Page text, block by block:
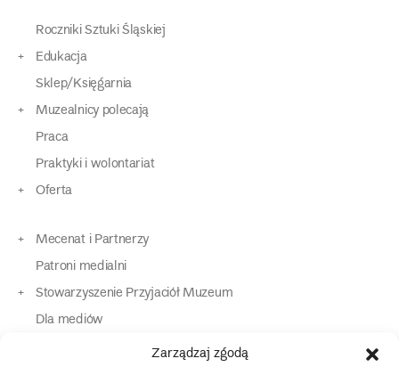
Zarządzaj zgodą
Roczniki Sztuki Śląskiej
Edukacja
Sklep/Księgarnia
Muzealnicy polecają
Praca
Praktyki i wolontariat
Oferta
Mecenat i Partnerzy
Patroni medialni
Stowarzyszenie Przyjaciół Muzeum
Dla mediów
Dla osób o specjalnych potrzebach